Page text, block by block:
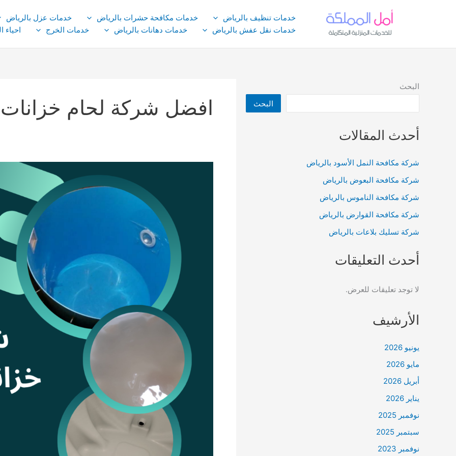
خدمات تنظيف بالرياض خدمات مكافحة حشرات بالرياض
خدمات عزل بالرياض
خدمات نقل عفش بالرياض
خدمات دهانات بالرياض خدمات الخرج احياء
البحث
البحث
أحدث المقالات
شركة مكافحة النمل الأسود بالرياض
شركة مكافحة البعوض بالرياض
شركة مكافحة الناموس بالرياض
شركة مكافحة القوارض بالرياض
شركة تسليك بلاعات بالرياض
أحدث التعليقات
لا توجد تعليقات للعرض.
الأرشيف
يونيو 2026
مايو 2026
أبريل 2026
يناير 2026
نوفمبر 2025
سبتمبر 2025
نوفمبر 2023
افضل شركة لحام خزانات